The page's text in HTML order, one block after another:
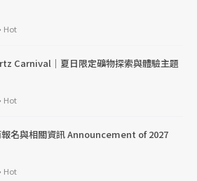
Hot
Carnival｜夏日限定礦物探索與體驗主題
Hot
報名與相關資訊 Announcement of 2027
Hot